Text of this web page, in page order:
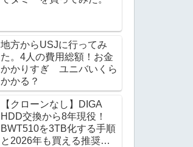
地方からUSJに行ってみ
た。4人の費用総額！お金
かかりすぎ ユニバいくら
かかる？
【クローンなし】DIGA
HDD交換から8年現役！
BWT510を3TB化する手順
と2026年も買える推奨